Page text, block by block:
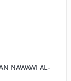
NAWAWI AL-